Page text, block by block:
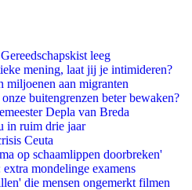
leeg
mening, laat jij je intimideren?
miljoenen aan migranten
buitengrenzen beter bewaken?
Depla van Breda
in ruim drie jaar
Ceuta
op schaamlippen doorbreken'
mondelinge examens
die mensen ongemerkt filmen